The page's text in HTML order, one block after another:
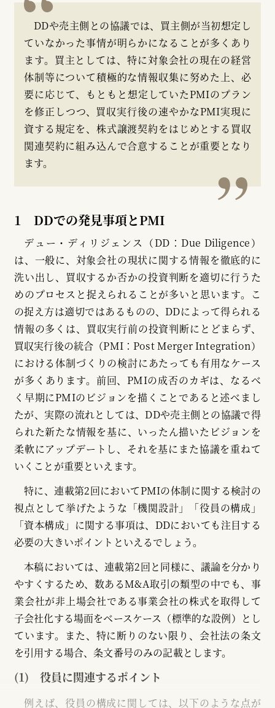
DDや売主側との協議では、買主側が当初想定し
ていなかった事情が明らかになることが多くあり
ます。買主としては、特に対象会社の現在の経営
体制等について積極的な情報収集に努めた上、必
要に応じて、もともと想定していたPMIのプラン
を修正しつつ、買収実行後の速やかなPMI実現に
資する規定を、株式譲渡契約をはじめとする買収
関連契約に組み込んで合意することが重要となり
ます。
1 DDでの発見事項とPMI
デュー・ディリジェンス（DD：Due Diligence）
は、一般に、対象会社の現状に関する情報を徹底的に
洗い出し、買収するか否かの投資判断を適切に行うた
めのプロセスと捉えられることが多いと思います。こ
の捉え方は適切ではあるものの、DDによって得られる
情報の多くは、買収実行前の投資判断にとどまらず、
買収実行後の統合（PMI：Post Merger Integration）
における体制づくりの検討にあたっても有用なケース
が多くあります。前回、PMIの成否のカギは、なるべ
く早期にPMIのビジョンを描くことであると述べまし
たが、実際の流れとしては、DDや売主側との協議で得
られた新たな情報を基に、いったん描いたビジョンを
柔軟にアップデートし、それを基にまた協議を重ねて
いくことが重要といえます。
特に、連載第2回においてPMIの体制に関する検討の
視点として挙げたような「機関設計」「役員の構成」
「資本構成」に関する事項は、DDにおいても注目する
必要の大きいポイントといえるでしょう。
本稿においては、連載第2回と同様に、議論を分かり
やすくするため、数あるM&A取引の類型の中でも、事
業会社が非上場会社である事業会社の株式を取得して
子会社化する場面をベースケース（標準的な設例）とし
ています。また、特に断りのない限り、会社法の条文
を引用する場合、条文番号のみの記載とします。
(1) 役員に関連するポイント
例えば、役員の構成に関しては、以下のような点が